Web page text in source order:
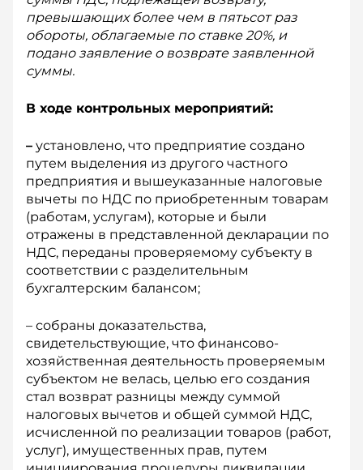
превышающих более чем в пятьсот раз
обороты, облагаемые по ставке 20%, и
подано заявление о возврате заявленной
суммы.
В ходе контрольных мероприятий:
– установлено, что предприятие создано
путем выделения из другого частного
предприятия и вышеуказанные налоговые
вычеты по НДС по приобретенным товарам
(работам, услугам), которые и были
отражены в представленной декларации по
НДС, переданы проверяемому субъекту в
соответствии с разделительным
бухгалтерским балансом;
– собраны доказательства,
свидетельствующие, что финансово-
хозяйственная деятельность проверяемым
субъектом не велась, целью его создания
стал возврат разницы между суммой
налоговых вычетов и общей суммой НДС,
исчисленной по реализации товаров (работ,
услуг), имущественных прав, путем